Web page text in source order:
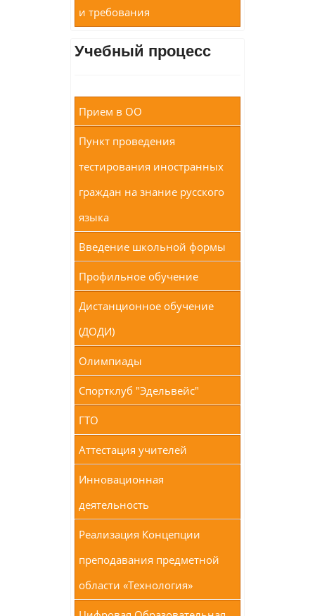
и требования
Учебный процесс
Прием в ОО
Пункт проведения
тестирования иностранных
граждан на знание русского
языка
Введение школьной формы
Профильное обучение
Дистанционное обучение
(ДОДИ)
Олимпиады
Спортклуб "Эдельвейс"
ГТО
Аттестация учителей
Инновационная
деятельность
Реализация Концепции
преподавания предметной
области «Технология»